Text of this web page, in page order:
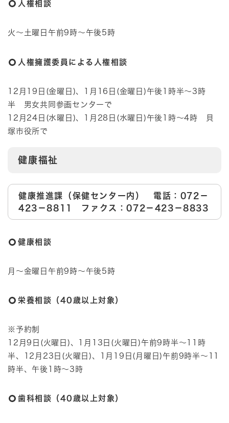
人権相談
火～土曜日午前9時～午後5時
人権擁護委員による人権相談
12月19日(金曜日)、1月16日(金曜日)午後1時半～3時
半 男女共同参画センターで
12月24日(水曜日)、1月28日(水曜日)午後1時～4時 貝
塚市役所で
健康福祉
健康推進課（保健センター内） 電話：072－
423－8811 ファクス：072－423－8833
健康相談
月～金曜日午前9時～午後5時
栄養相談（40歳以上対象）
※予約制
12月9日(火曜日)、1月13日(火曜日)午前9時半～11時
半、12月23日(火曜日)、1月19日(月曜日)午前9時半～11
時半、午後1時～3時
歯科相談（40歳以上対象）